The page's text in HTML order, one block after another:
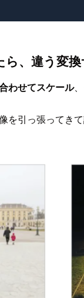
、違う変
わせてスケール
を引っ張ってき